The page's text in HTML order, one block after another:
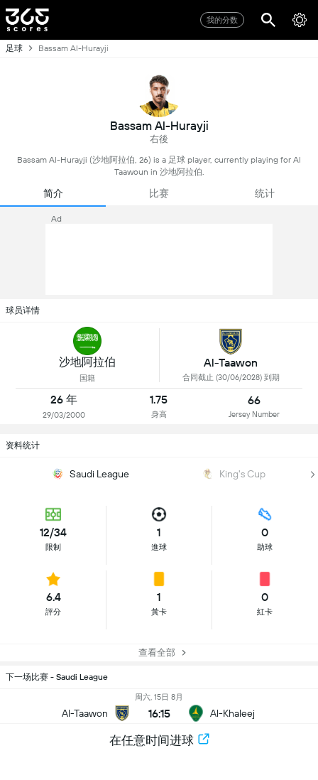
我的分数
足球 Bassam Al-Hurayji
Bassam Al-Hurayji
右後
Bassam Al-Hurayji (沙地阿拉伯, 26) is a 足球 player, currently playing for Al
Taawoun in 沙地阿拉伯.
简介 比赛 统计
Ad
球员详情
沙地阿拉伯
国籍
Al-Taawon
合同截止 (30/06/2028) 到期
26 年
29/03/2000
1.75
身高
66
Jersey Number
资料统计
Saudi League King's Cup
12/34
限制
1
進球
0
助球
6.4
評分
1
黃卡
0
紅卡
查看全部
下一场比赛 - Saudi League
Al-Taawon
周六, 15日 8月
16:15 Al-Khaleej
在任意时间进球